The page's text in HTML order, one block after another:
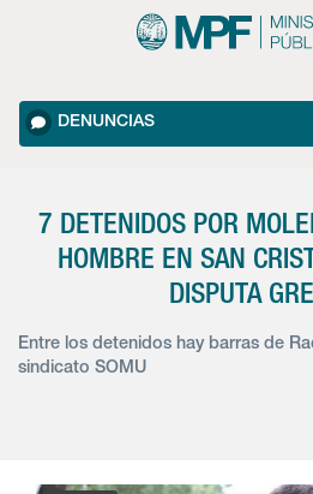
DENUNCIAS
7 DETENIDOS POR
HOMBRE EN SAN
DISPUTA
Entre los detenidos hay barras de
sindicato SOMU